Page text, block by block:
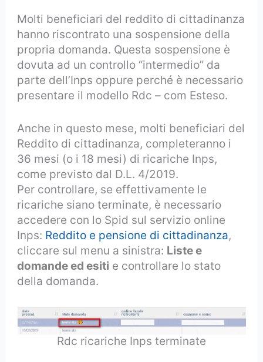
Molti beneficiari del reddito di cittadinanza
hanno riscontrato una sospensione della
propria domanda. Questa sospensione è
dovuta ad un controllo “intermedio” da
parte dell’Inps oppure perché è necessario
presentare il modello Rdc – com Esteso.
Anche in questo mese, molti beneficiari del
Reddito di cittadinanza, completeranno i
36 mesi (o i 18 mesi) di ricariche Inps,
come previsto dal D.L. 4/2019.
Per controllare, se effettivamente le
ricariche siano terminate, è necessario
accedere con lo Spid sul servizio online
Inps: Reddito e pensione di cittadinanza,
cliccare sul menu a sinistra: Liste e
domande ed esiti e controllare lo stato
della domanda.
Rdc ricariche Inps terminate